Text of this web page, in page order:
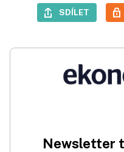
SDÍLET
Newsletter